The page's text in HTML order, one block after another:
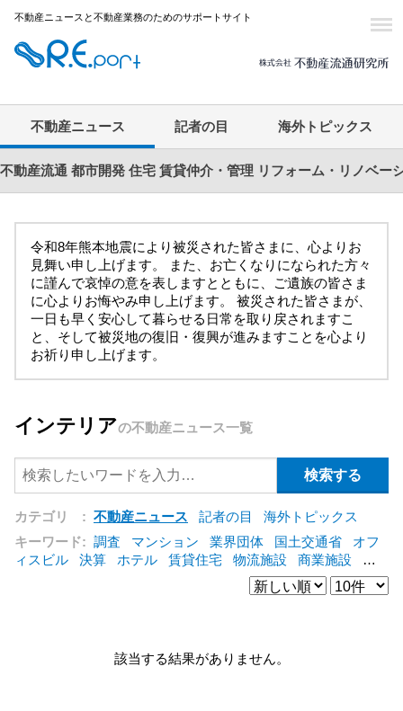
不動産ニュースと不動産業務のためのサポートサイト
不動産ニュース 記者の目 海外トピックス
不動産流通 都市開発 住宅 賃貸仲介・管理 リフォーム・リノベー
令和8年熊本地震により被災された皆さまに、心よりお
見舞い申し上げます。 また、お亡くなりになられた方々
に謹んで哀悼の意を表しますとともに、ご遺族の皆さま
に心よりお悔やみ申し上げます。 被災された皆さまが、
一日も早く安心して暮らせる日常を取り戻されますこ
と、そして被災地の復旧・復興が進みますことを心より
お祈り申し上げます。
インテリアの不動産ニュース一覧
カテゴリ : 不動産ニュース 記者の目
海外トピックス
キーワード: 調査 マンション 業界団体 国土交通省
オフ
ィスビル
決算 ホテル 賃貸住宅 物流施設 商業施設
海
東急不動産 賃料
ア
野村不動産 ZEH [+]
該当する結果がありません。